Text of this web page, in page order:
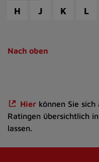
H
J K L
Nach oben
Hier können Sie
Ratingen übersichtlich
lassen.